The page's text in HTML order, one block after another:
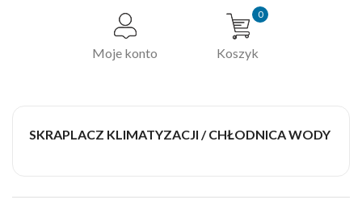
Moje konto
0
Koszyk
SKRAPLACZ KLIMATYZACJI / CHŁODNICA WODY